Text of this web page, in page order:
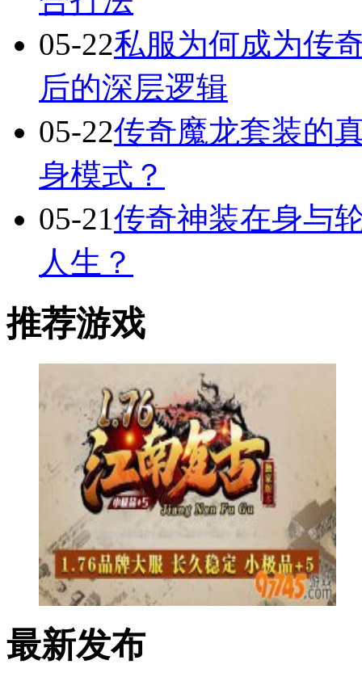
05-22私服为何成为传
后的深层逻辑
05-22传奇魔龙套装的
身模式？
05-21传奇神装在身与
人生？
推荐游戏
最新发布